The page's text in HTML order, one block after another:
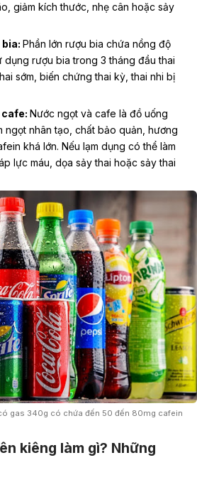
giảm kích thước, nhẹ cân hoặc sảy
Phần lớn rượu bia chứa nồng độ
dụng rượu bia trong 3 tháng đầu thai
sớm, biến chứng thai kỳ , thai nhi bị
cafe: Nước ngọt và cafe là đồ uống
ngọt nhân tạo, chất bảo quản, hương
khá lớn. Nếu lạm dụng có thể làm
lực máu, dọa sảy thai hoặc sảy thai
gas 340g có chứa đến 50 đến 80mg cafein
kiêng làm gì? Những